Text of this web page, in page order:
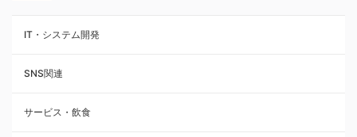
IT・システム開発
SNS関連
サービス・飲食